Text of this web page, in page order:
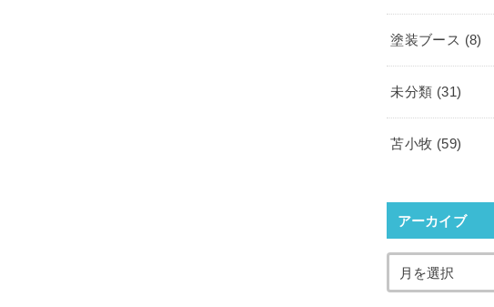
塗装ブース (8)
未分類 (31)
苫小牧 (59)
アーカイブ